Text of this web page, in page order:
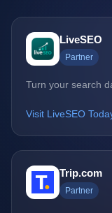
LiveSEO
Partner
Turn your search
Visit LiveSEO
Trip.com
Partner